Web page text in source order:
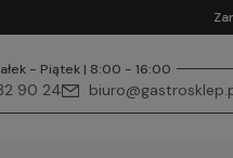
- Piątek | 8:00 - 16:00
90 24